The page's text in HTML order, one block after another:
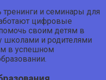
и семинары для
цифровые
своим детям в
школами и родителями
в успешном